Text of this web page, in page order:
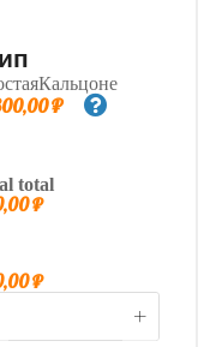
₽
total
₽
₽